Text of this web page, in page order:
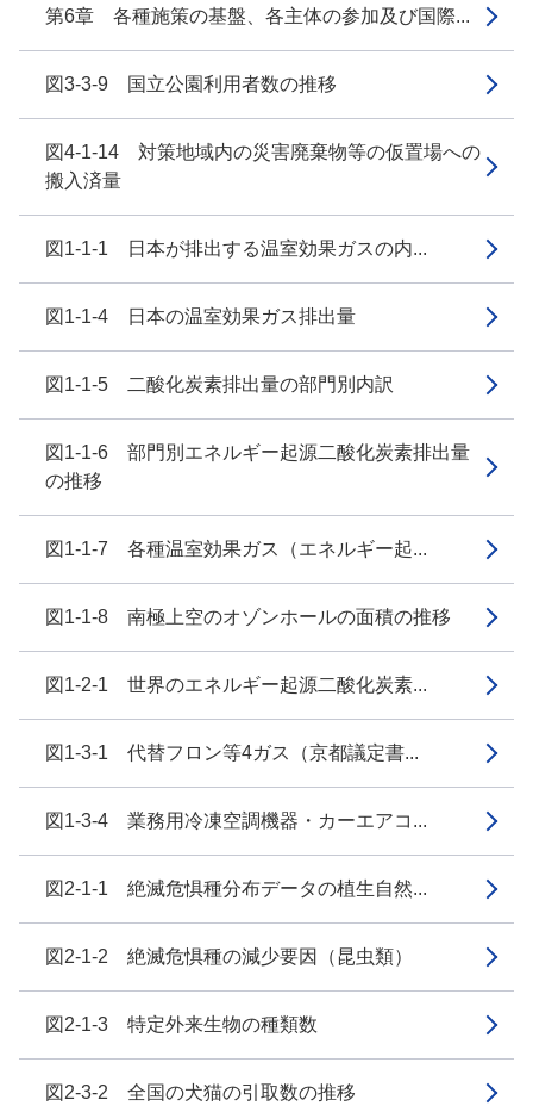
第6章 各種施策の基盤、各主体の参加及び国際...
図3-3-9 国立公園利用者数の推移
図4-1-14 対策地域内の災害廃棄物等の仮置場への
搬入済量
図1-1-1 日本が排出する温室効果ガスの内...
図1-1-4 日本の温室効果ガス排出量
図1-1-5 二酸化炭素排出量の部門別内訳
図1-1-6 部門別エネルギー起源二酸化炭素排出量
の推移
図1-1-7 各種温室効果ガス（エネルギー起...
図1-1-8 南極上空のオゾンホールの面積の推移
図1-2-1 世界のエネルギー起源二酸化炭素...
図1-3-1 代替フロン等4ガス（京都議定書...
図1-3-4 業務用冷凍空調機器・カーエアコ...
図2-1-1 絶滅危惧種分布データの植生自然...
図2-1-2 絶滅危惧種の減少要因（昆虫類）
図2-1-3 特定外来生物の種類数
図2-3-2 全国の犬猫の引取数の推移